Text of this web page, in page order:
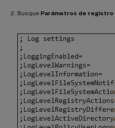
Busque Parámetros de registro